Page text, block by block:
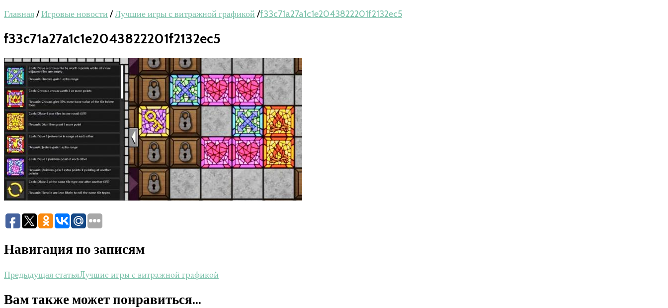
Главная/Игровые новости /Лучшие игры с витражной графикой /f33c71a27a1c1e2043822201f2132ec5
f33c71a27a1c1e2043822201f2132ec5
Навигация по записям
Предыдущая статьяЛучшие игры с витражной графикой
Вам также может понравиться...